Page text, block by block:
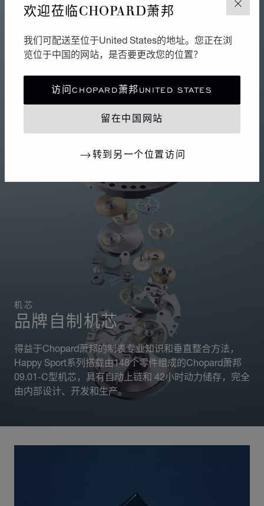
关闭
欢迎莅临CHOPARD萧邦
我们可配送至位于United States的地址。您正在浏
览位于中国的网站，是否要更改您的位置？
访问CHOPARD萧邦UNITED STATES
留在中国网站
转到另一个位置访问
机芯
品牌自制机芯
得益于Chopard萧邦的制表专业知识和垂直整合方法，
Happy Sport系列搭载由148个零件组成的Chopard萧邦
09.01-C型机芯，具有自动上链和 42小时动力储存，完全
由内部设计、开发和生产。